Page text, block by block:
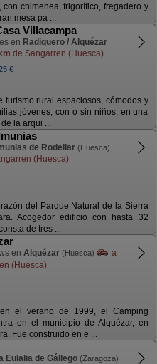
con chimenea, frigorífico, fregadero y
mesa pa ...
Villacampa
en Radiquero / Alquézar
de Sangarren (Huesca)
€
turismo rural espaciosos, cómodos y
jóvenes, con o sin niños, en una
la arqui ...
de Rodellar (Huesca)
(Huesca)
del Parque Natural de la Sierra
Acogedor edificio con hasta 32
de tres ...
en Alquézar (Huesca)
a
(Huesca)
el verano de 1999, el Camping
en el municipio de Alquézar, en
Fue construido en e ...
Eulalia de Gállego (Zaragoza)